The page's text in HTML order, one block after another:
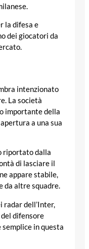
la difesa e
dei giocatori da
intenzionato
La società
importante della
a una sua
riportato dalla
di lasciare il
appare stabile,
da altre squadre.
radar dell’Inter,
del difensore
semplice in questa